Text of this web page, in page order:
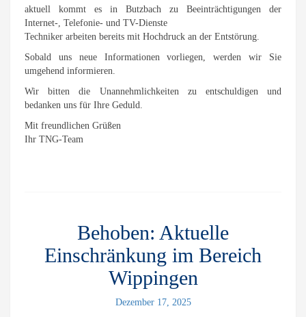
aktuell kommt es in Butzbach zu Beeinträchtigungen der
Internet-, Telefonie- und TV-Dienste
Techniker arbeiten bereits mit Hochdruck an der Entstörung.
Sobald uns neue Informationen vorliegen, werden wir Sie
umgehend informieren.
Wir bitten die Unannehmlichkeiten zu entschuldigen und
bedanken uns für Ihre Geduld.
Mit freundlichen Grüßen
Ihr TNG-Team
Behoben: Aktuelle
Einschränkung im Bereich
Wippingen
Dezember 17, 2025